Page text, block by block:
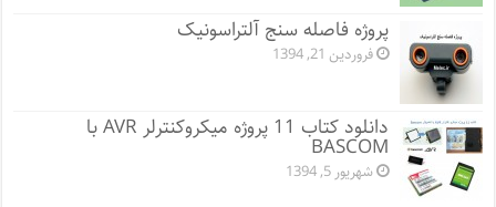
پروژه فاصله سنج آلتراسونیک
فروردین 21, 1394
دانلود کتاب 11 پروژه میکروکنترلر AVR با
BASCOM
شهریور 5, 1394